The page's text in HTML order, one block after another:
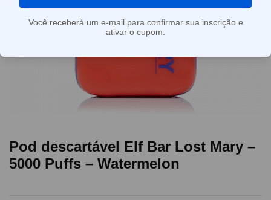
Pod descartável Elf Bar Lost Mary –
5000 Puffs – Watermelon
Você receberá um e-mail para confirmar sua inscrição e
ativar o cupom.